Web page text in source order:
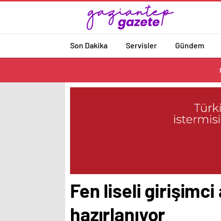
Son Dakika Servisler Gündem
Fen liseli girişimci
hazırlanıyor